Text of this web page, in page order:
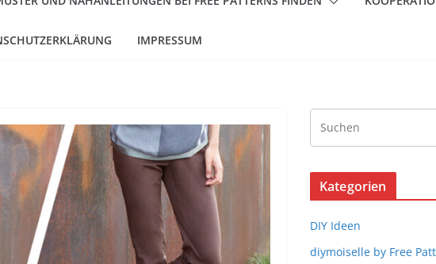
IMPRESSUM
Kategorien
DIY Ideen
diymoiselle by Free